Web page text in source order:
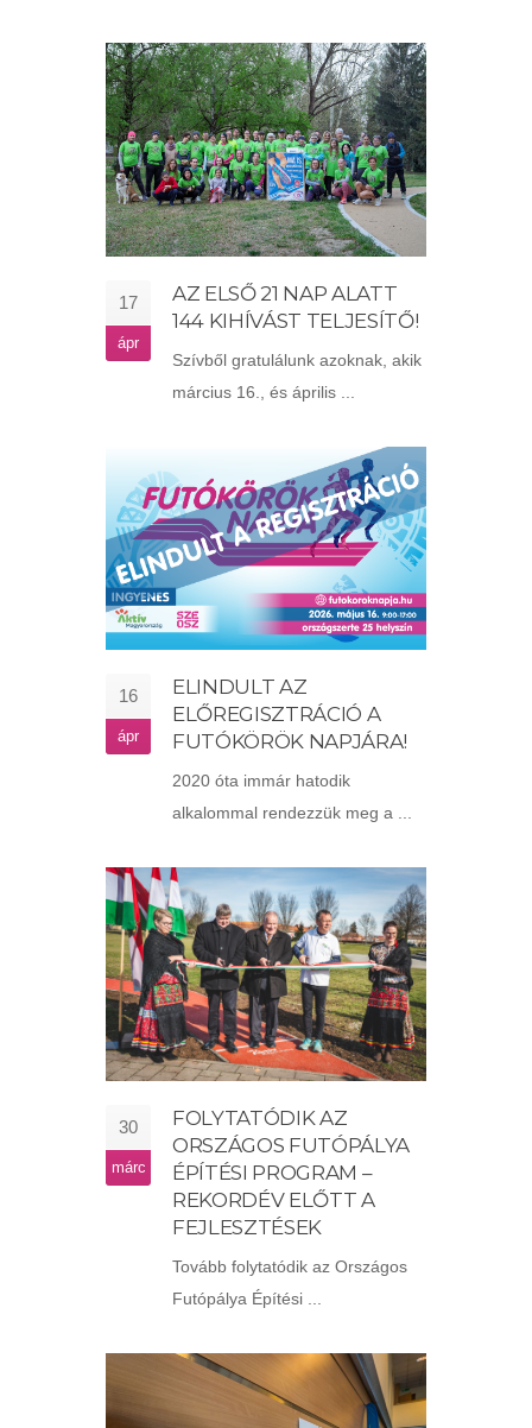
17
ápr
AZ ELSŐ 21 NAP ALATT
144 KIHÍVÁST TELJESÍTŐ!
Szívből gratulálunk azoknak, akik
március 16., és április ...
16
ápr
ELINDULT AZ
ELŐREGISZTRÁCIÓ A
FUTÓKÖRÖK NAPJÁRA!
2020 óta immár hatodik
alkalommal rendezzük meg a ...
30
márc
FOLYTATÓDIK AZ
ORSZÁGOS FUTÓPÁLYA
ÉPÍTÉSI PROGRAM –
REKORDÉV ELŐTT A
FEJLESZTÉSEK
Tovább folytatódik az Országos
Futópálya Építési ...